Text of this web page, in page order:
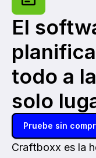
El
todo a
solo
Pruebe sin